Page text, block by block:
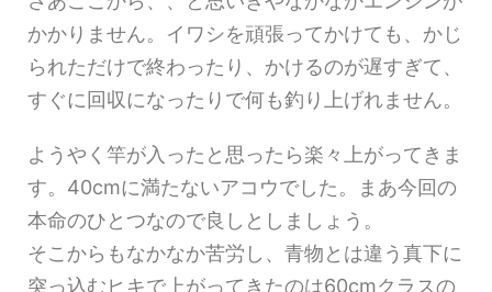
かかりません。イワシを頑張ってかけても、かじ
られただけで終わったり、かけるのが遅すぎて、
すぐに回収になったりで何も釣り上げれません。
ようやく竿が入ったと思ったら楽々上がってきま
す。40cmに満たないアコウでした。まあ今回の
本命のひとつなので良しとしましょう。
そこからもなかなか苦労し、青物とは違う真下に
突っ込むヒキで上がってきたのは60cmクラスの